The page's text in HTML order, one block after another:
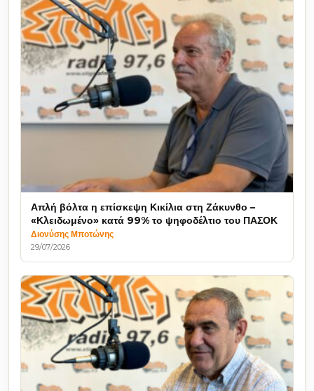
Απλή βόλτα η επίσκεψη Κικίλια στη Ζάκυνθο –
«Κλειδωμένο» κατά 99% το ψηφοδέλτιο του ΠΑΣΟΚ
Διονύσης Μποτώνης
29/07/2026